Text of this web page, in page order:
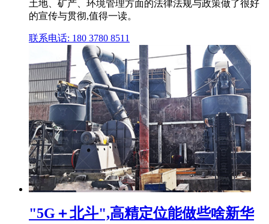
土地、矿产、环境管理方面的法律法规与政策做了很好
的宣传与贯彻,值得一读。
联系电话: 180 3780 8511
"5G＋北斗",高精定位能做些啥新华